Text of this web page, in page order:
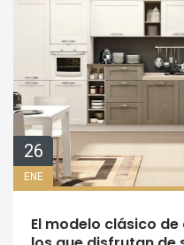
26
ENE
El modelo clásico